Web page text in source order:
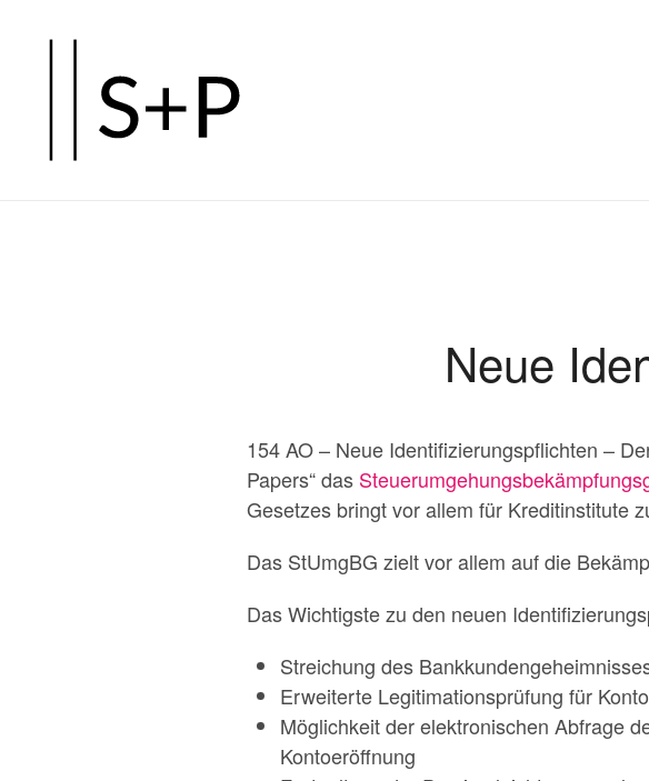
Hauptinhalt
springen
Neue
154 AO – Neue Identifizierungspflichten –
Papers“ das
Gesetzes bringt vor allem für Kreditinstitute
Das StUmgBG zielt vor allem auf die
Das Wichtigste zu den neuen
Streichung des
Erweiterte Legitimationsprüfung für
Möglichkeit der elektronischen Abfrage
Kontoeröffnung